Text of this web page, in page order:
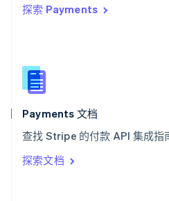
探索 Payments
Payments 文档
查找 Stripe 的付款 API 集成指
探索文档
西班牙
新西兰
English
匈牙利
English
ItalianoEnglish
印度
English